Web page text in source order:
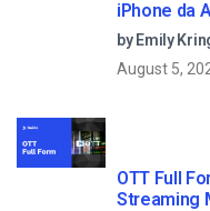
iPhone da
by Emily
August 5,
OTT Full
Streaming